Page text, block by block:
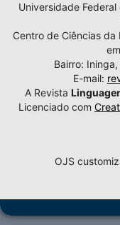
Universidade
Centro de Ciências
Bairro:
E-mail:
A Revista
Licenciado com
OJS